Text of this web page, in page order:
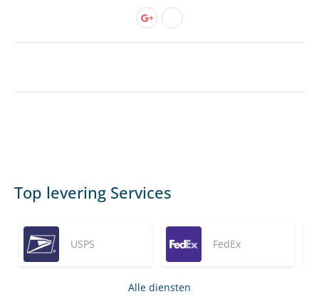
Top levering Services
USPS FedEx
Alle diensten